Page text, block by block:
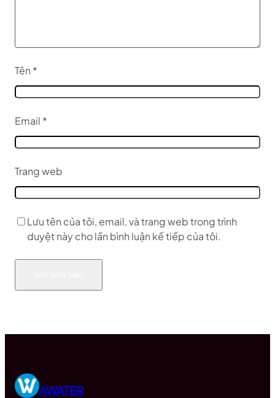
Tên *
Email *
Trang web
Lưu tên của tôi, email, và trang web trong trình
duyệt này cho lần bình luận kế tiếp của tôi.
AWATER